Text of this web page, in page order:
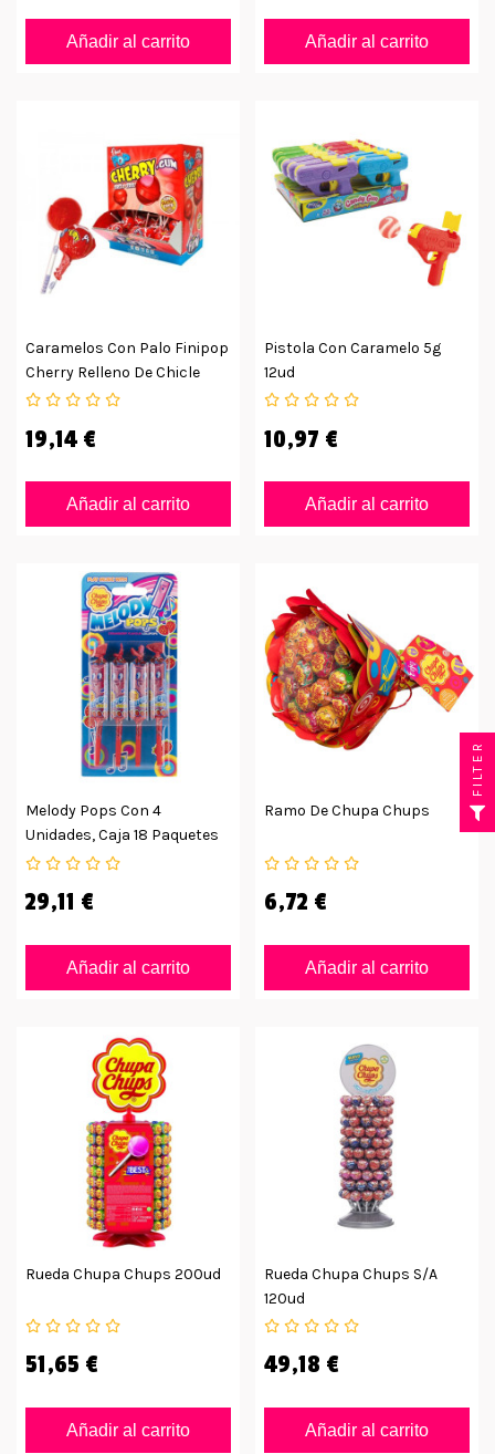
Añadir al carrito Añadir al carrito
Caramelos Con Palo Finipop
Cherry Relleno De Chicle
100uds
19,14 €
Añadir al carrito
Pistola Con Caramelo 5g
12ud
10,97 €
Añadir al carrito
Melody Pops Con 4
Unidades, Caja 18 Paquetes
29,11 €
Añadir al carrito
Ramo De Chupa Chups
6,72 €
Añadir al carrito
Rueda Chupa Chups 200ud
51,65 €
Añadir al carrito
Rueda Chupa Chups S/a
120ud
49,18 €
Añadir al carrito
FILTER